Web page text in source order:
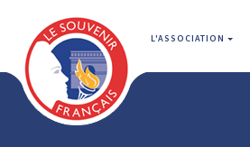
L'ASSOCIATION